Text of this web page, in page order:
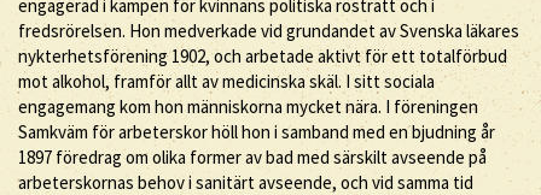
engagerad i kampen för kvinnans politiska rösträtt och i
fredsrörelsen. Hon medverkade vid grundandet av Svenska läkares
nykterhetsförening 1902, och arbetade aktivt för ett totalförbud
mot alkohol, framför allt av medicinska skäl. I sitt sociala
engagemang kom hon människorna mycket nära. I föreningen
Samkväm för arbeterskor höll hon i samband med en bjudning år
1897 föredrag om olika former av bad med särskilt avseende på
arbeterskornas behov i sanitärt avseende, och vid samma tid